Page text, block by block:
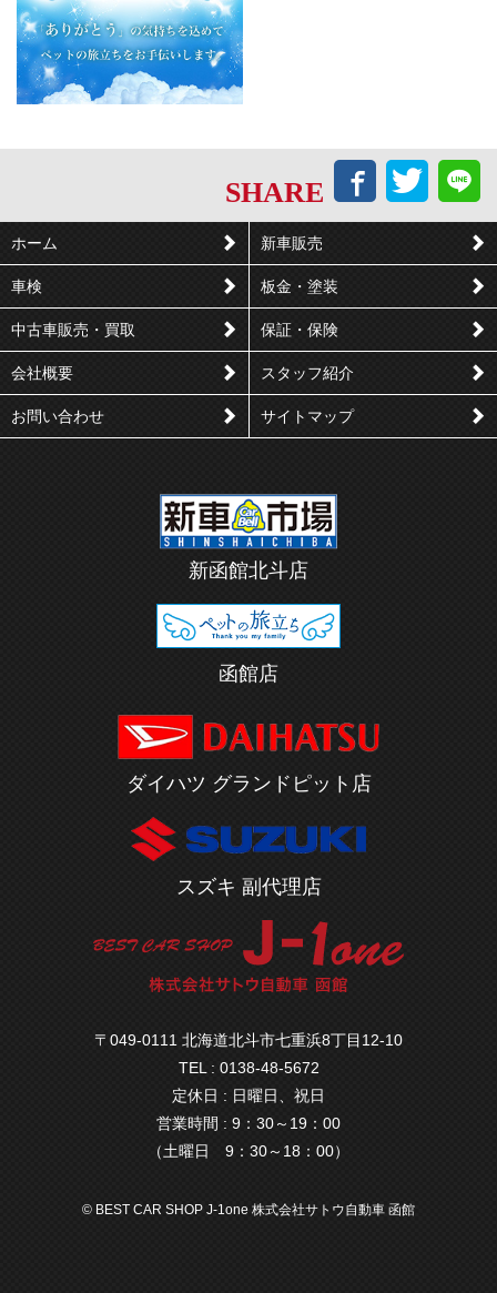
SHARE
Facebook
で
ェ
ア
で
ぶ
や
ホーム 新車販売
車検 板金・塗装
中古車販売・買取 保証・保険
会社概要 スタッフ紹介
お問い合わせ サイトマップ
新函館北斗店
函館店
ダイハツ グランドピット店
スズキ 副代理店
〒049-0111 北海道北斗市七重浜8丁目12-10
TEL : 0138-48-5672
定休日 : 日曜日、祝日
営業時間 : 9：30～19：00
（土曜日 9：30～18：00）
© BEST CAR SHOP J-1one 株式会社サトウ自動車 函館